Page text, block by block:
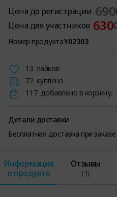
Цена до регистрации 690
Цена для участников 630
Номер продуктаY02303
13 лайков
72 куплено
117 добавлено в корзину.
Детали доставки
Бесплатная доставка при
Информация
о продукте
Отзывы
(1)